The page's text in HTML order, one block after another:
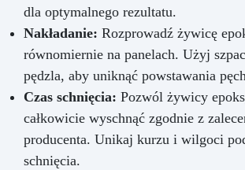
dla optymalnego rezultatu.
Nakładanie: Rozprowadź żywicę
równomiernie na panelach. Użyj
pędzla, aby uniknąć powstawania
Czas schnięcia: Pozwól żywicy
całkowicie wyschnąć zgodnie z
producenta. Unikaj kurzu i wilgoci
schnięcia.